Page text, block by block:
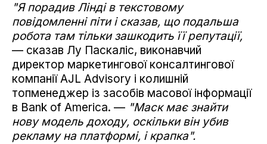
"Я порадив Лінді в текстовому
повідомленні піти і сказав, що подальша
робота там тільки зашкодить її репутації,
— сказав Лу Паскаліс, виконавчий
директор маркетингової консалтингової
компанії AJL Advisory і колишній
топменеджер із засобів масової інформації
в Bank of America. — "Маск має знайти
нову модель доходу, оскільки він убив
рекламу на платформі, і крапка".